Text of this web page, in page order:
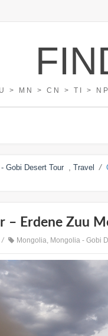
> MN > CN > TI >
Gobi Desert Tour Travel /
– Erdene Zuu
/ Mongolia, Mongolia - Gobi